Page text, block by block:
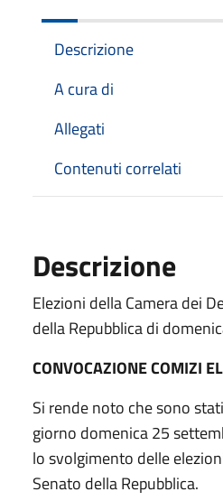
Descrizione
A cura di
Allegati
Contenuti correlati
Descrizione
Elezioni della Camera dei
della Repubblica di
CONVOCAZIONE COMIZI
Si rende noto che sono
giorno domenica 25
lo svolgimento delle
Senato della Repubblica.